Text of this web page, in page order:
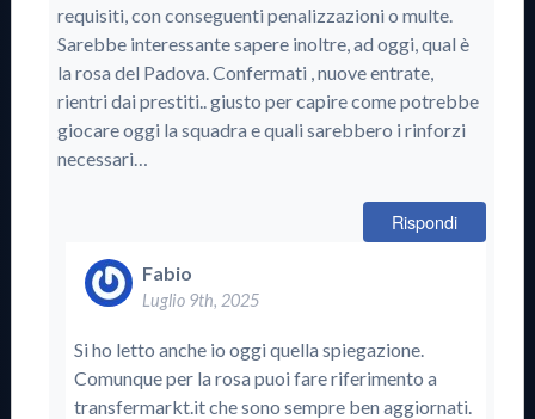
requisiti, con conseguenti penalizzazioni o multe.
Sarebbe interessante sapere inoltre, ad oggi, qual è
la rosa del Padova. Confermati , nuove entrate,
rientri dai prestiti.. giusto per capire come potrebbe
giocare oggi la squadra e quali sarebbero i rinforzi
necessari…
Rispondi
Fabio
Luglio 9th, 2025
Si ho letto anche io oggi quella spiegazione.
Comunque per la rosa puoi fare riferimento a
transfermarkt.it che sono sempre ben aggiornati.